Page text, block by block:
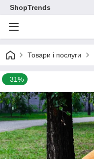
ShopTrends
Товари і послуги
–31%